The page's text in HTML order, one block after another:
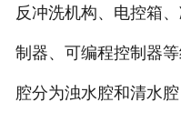
反冲洗机构、电控箱
制器、可编程控制器
腔分为浊水腔和清水